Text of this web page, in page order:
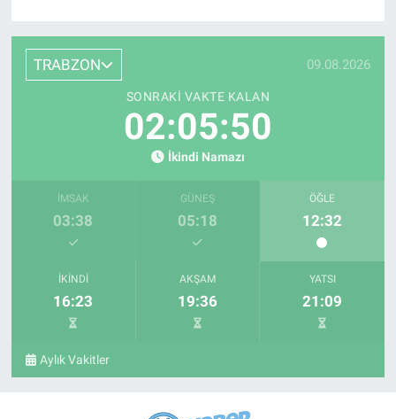
TRABZON 09.08.2026
SONRAKI VAKTE KALAN
02:05:49
İkindi Namazı
İMSAK
03:38
GÜNEŞ
05:18
ÖĞLE
12:32
İKINDI
16:23
AKŞAM
19:36
YATSI
21:09
Aylık Vakitler